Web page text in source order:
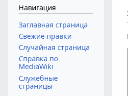
Навигация
Заглавная страница
Свежие правки
Случайная страница
Справка по
MediaWiki
Служебные
страницы